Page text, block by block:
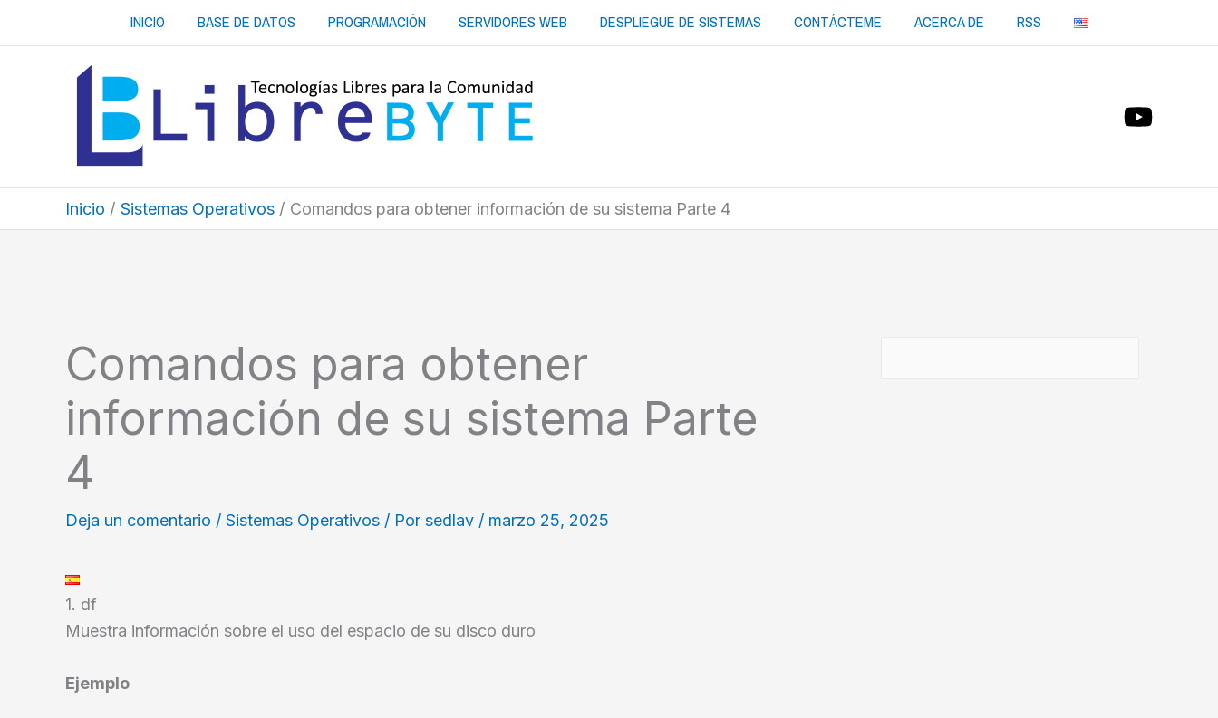
INICIO BASE DE DATOS PROGRAMACIÓN SERVIDORES WEB DESPLIEGUE DE SISTEMAS CONTÁCTEME ACERCA DE RSS
Inicio Sistemas Operativos Comandos para obtener información de su sistema Parte 4
Comandos para obtener
información de su sistema Parte
4
Deja un comentario / Sistemas Operativos / Por sedlav / marzo 25, 2025
1. df
Muestra información sobre el uso del espacio de su disco duro
Ejemplo